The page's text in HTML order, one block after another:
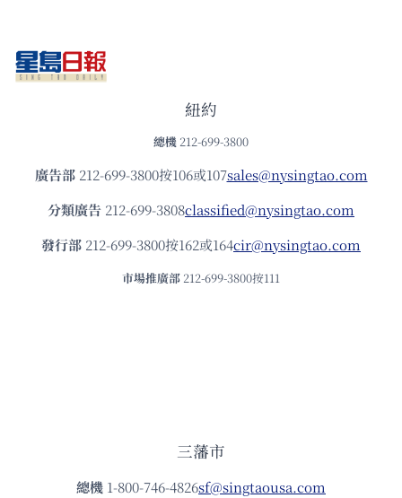
紐約
總機 212-699-3800
廣告部212-699-3800按106或107sales@nysingtao.com
分類廣告 212-699-3808classified@nysingtao.com
發⾏部 212-699-3800按162或164cir@nysingtao.com
市場推廣部 212-699-3800按111
三藩市
總機 1-800-746-4826sf@singtaousa.com